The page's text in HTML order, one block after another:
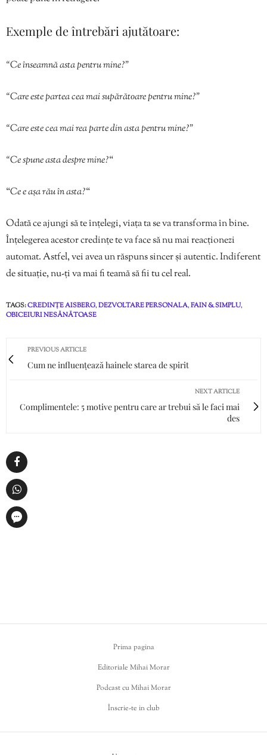
Exemple de întrebări ajutătoare:
“Ce înseamnă asta pentru mine?”
“Care este partea cea mai supărătoare pentru mine?”
“Care este cea mai rea parte din asta pentru mine?”
“Ce spune asta despre mine?“
“Ce e așa rău în asta?“
Odată ce ajungi să te înțelegi, viața ta se va transforma în bine.
Înțelegerea acestor credințe te va face să nu mai reacționezi
automat. Astfel, vei avea un răspuns sincer și autentic. Indiferent
de situație, nu-ți va mai fi teamă să fii tu cel real.
TAGS:CREDINȚE AISBERG,DEZVOLTARE PERSONALA,FAIN & SIMPLU,
OBICEIURI NESĂNĂTOASE
PREVIOUS ARTICLE
Cum ne influențează hainele starea de spirit
NEXT ARTICLE
Complimentele: 5 motive pentru care ar trebui să le faci mai
des
Prima pagina
Editoriale Mihai Morar
Podcast cu Mihai Morar
Înscrie-te in club